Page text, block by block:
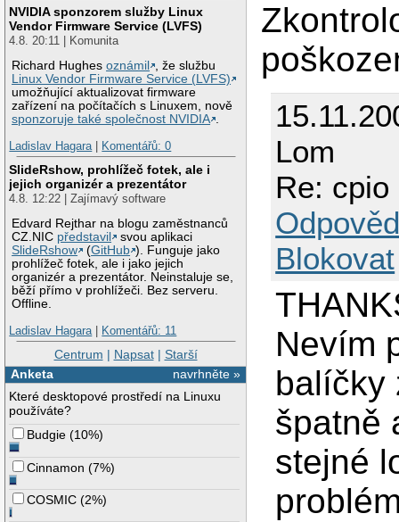
NVIDIA sponzorem služby Linux
Vendor Firmware Service (LVFS)
4.8. 20:11 | Komunita
Richard Hughesoznámil
, že službu
Linux Vendor Firmware Service (LVFS)
umožňující aktualizovat firmware
zařízení na počítačích s Linuxem, nově
sponzoruje také společnost NVIDIA .
Ladislav Hagara| Komentářů: 0
SlideRshow, prohlížeč fotek, ale i
jejich organizér a prezentátor
4.8. 12:22 | Zajímavý software
Edvard Rejthar na blogu zaměstnanců
CZ.NIC představil
svou aplikaci
SlideRshow
(GitHub ). Funguje jako
prohlížeč fotek, ale i jako jejich
organizér a prezentátor. Neinstaluje se,
běží přímo v prohlížeči. Bez serveru.
Offline.
Ladislav Hagara| Komentářů: 11
Centrum | Napsat| Starší
navrhněte »
Anketa
Které desktopové prostředí na Linuxu
používáte?
Budgie (10%)
Cinnamon (7%)
COSMIC (2%)
Lom
Re:
Blokovat
Nevím
balíčky
špatně
stejné